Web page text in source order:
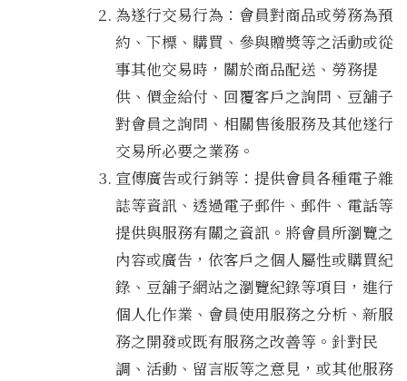
為遂行交易行為：會員對商品或勞務為預
約、下標、購買、參與贈獎等之活動或從
事其他交易時，關於商品配送、勞務提
供、價金給付、回覆客戶之詢問、豆舖子
對會員之詢問、相關售後服務及其他遂行
交易所必要之業務。
宣傳廣告或行銷等：提供會員各種電子雜
誌等資訊、透過電子郵件、郵件、電話等
提供與服務有關之資訊。將會員所瀏覽之
內容或廣告，依客戶之個人屬性或購買紀
錄、豆舖子網站之瀏覽紀錄等項目，進行
個人化作業、會員使用服務之分析、新服
務之開發或既有服務之改善等。針對民
調、活動、留言版等之意見，或其他服務